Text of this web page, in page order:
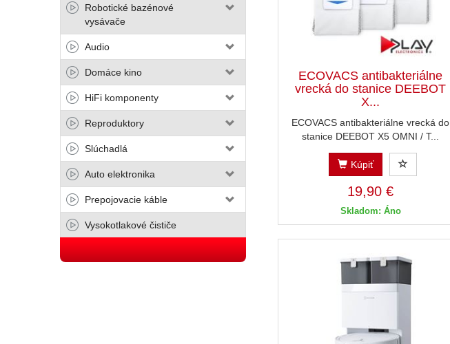
Robotické bazénové
vysávače
Audio
Domáce kino
HiFi komponenty
Reproduktory
Slúchadlá
Auto elektronika
Prepojovacie káble
Vysokotlakové čističe
ECOVACS antibakteriálne
vrecká do stanice DEEBOT
X...
ECOVACS antibakteriálne vrecká do
stanice DEEBOT X5 OMNI / T...
Kúpiť
19,90 €
Skladom: Áno